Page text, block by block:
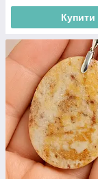
Купити